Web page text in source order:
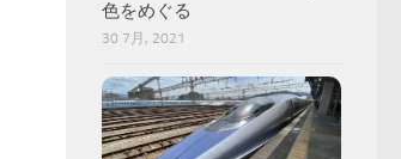
色をめぐる
30 7月, 2021